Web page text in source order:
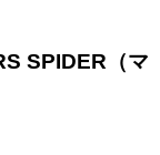
SPIDER（マ